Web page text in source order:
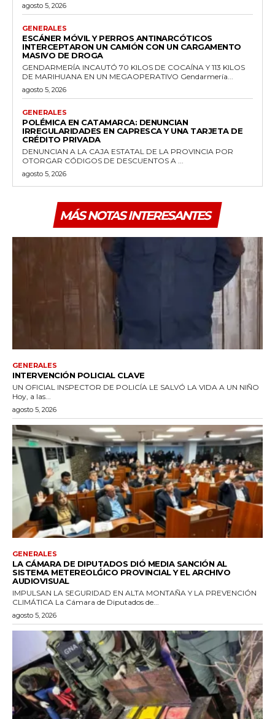
agosto 5, 2026
GENERALES
ESCÁNER MÓVIL Y PERROS ANTINARCÓTICOS
INTERCEPTARON UN CAMIÓN CON UN CARGAMENTO
MASIVO DE DROGA
GENDARMERÍA INCAUTÓ 70 KILOS DE COCAÍNA Y 113 KILOS
DE MARIHUANA EN UN MEGAOPERATIVO Gendarmería...
agosto 5, 2026
GENERALES
POLÉMICA EN CATAMARCA: DENUNCIAN
IRREGULARIDADES EN CAPRESCA Y UNA TARJETA DE
CRÉDITO PRIVADA
DENUNCIAN A LA CAJA ESTATAL DE LA PROVINCIA POR
OTORGAR CÓDIGOS DE DESCUENTOS A ...
agosto 5, 2026
MÁS NOTAS INTERESANTES
GENERALES
INTERVENCIÓN POLICIAL CLAVE
UN OFICIAL INSPECTOR DE POLICÍA LE SALVÓ LA VIDA A UN NIÑO
Hoy, a las...
agosto 5, 2026
GENERALES
LA CÁMARA DE DIPUTADOS DIÓ MEDIA SANCIÓN AL
SISTEMA METEREOLǴICO PROVINCIAL Y EL ARCHIVO
AUDIOVISUAL
IMPULSAN LA SEGURIDAD EN ALTA MONTAÑA Y LA PREVENCIÓN
CLIMÁTICA La Cámara de Diputados de...
agosto 5, 2026